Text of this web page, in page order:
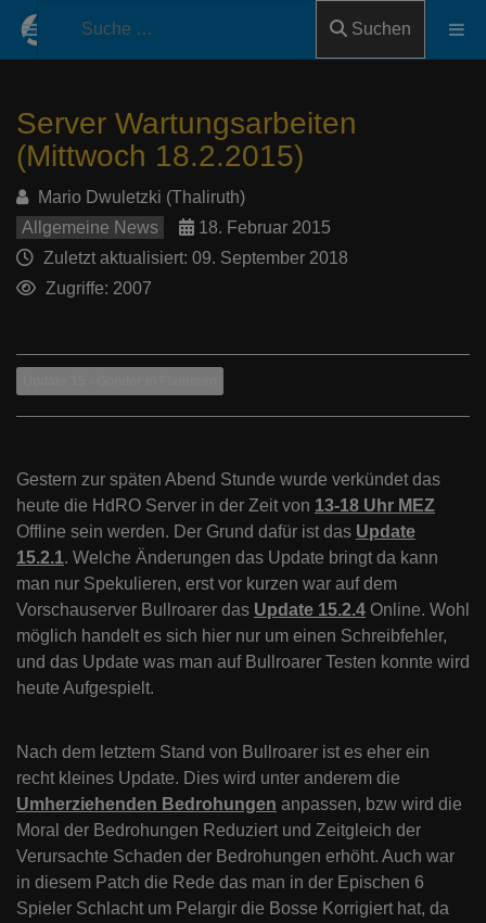
Suchen
Server Wartungsarbeiten
(Mittwoch 18.2.2015)
Mario Dwuletzki (Thaliruth)
Allgemeine News
18. Februar 2015
Zuletzt aktualisiert: 09. September 2018
Zugriffe: 2007
Gestern zur späten Abend Stunde wurde verkündet das
heute die HdRO Server in der Zeit von 13-18 Uhr MEZ
Offline sein werden. Der Grund dafür ist das Update
15.2.1. Welche Änderungen das Update bringt da kann
man nur Spekulieren, erst vor kurzen war auf dem
Vorschauserver Bullroarer das Update 15.2.4 Online. Wohl
möglich handelt es sich hier nur um einen Schreibfehler,
und das Update was man auf Bullroarer Testen konnte wird
heute Aufgespielt.
Nach dem letztem Stand von Bullroarer ist es eher ein
recht kleines Update. Dies wird unter anderem die
Umherziehenden Bedrohungen anpassen, bzw wird die
Moral der Bedrohungen Reduziert und Zeitgleich der
Verursachte Schaden der Bedrohungen erhöht. Auch war
in diesem Patch die Rede das man in der Epischen 6
Spieler Schlacht um Pelargir die Bosse Korrigiert hat, da